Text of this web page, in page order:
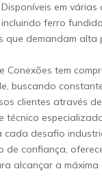
em
ferro
que demandam alta
Conexões tem
buscando
clientes através
técnico
desafio
de confiança,
alcançar a máxima